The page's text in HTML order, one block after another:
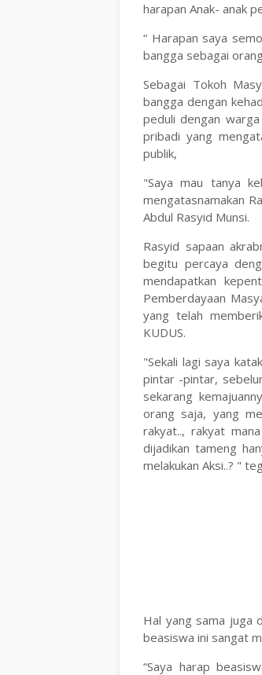
harapan Anak- anak
“ Harapan saya
bangga sebagai
Sebagai Tokoh
bangga dengan
peduli dengan
pribadi yang
publik,
"Saya mau tanya
mengatasnamakan
Abdul Rasyid Munsi.
Rasyid sapaan
begitu percaya
mendapatkan
Pemberdayaan
yang telah
KUDUS.
"Sekali lagi saya
pintar -pintar,
sekarang
orang saja, yang
rakyat.., rakyat
dijadikan tameng
melakukan Aksi..? "
Hal yang sama juga
beasiswa ini sangat
“Saya harap